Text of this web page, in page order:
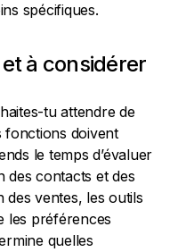
spécifiques.
à considérer
tu attendre de
fonctions doivent
le temps d’évaluer
des contacts et des
des ventes, les outils
les préférences
quelles